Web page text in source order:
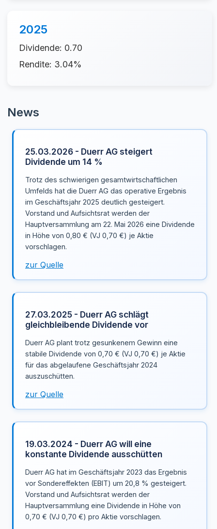
2025
Dividende: 0.70
Rendite: 3.04%
News
25.03.2026 - Duerr AG steigert
Dividende um 14 %
Trotz des schwierigen gesamtwirtschaftlichen
Umfelds hat die Duerr AG das operative Ergebnis
im Geschäftsjahr 2025 deutlich gesteigert.
Vorstand und Aufsichtsrat werden der
Hauptversammlung am 22. Mai 2026 eine Dividende
in Höhe von 0,80 € (VJ 0,70 €) je Aktie
vorschlagen.
zur Quelle
27.03.2025 - Duerr AG schlägt
gleichbleibende Dividende vor
Duerr AG plant trotz gesunkenem Gewinn eine
stabile Dividende von 0,70 € (VJ 0,70 €) je Aktie
für das abgelaufene Geschäftsjahr 2024
auszuschütten.
zur Quelle
19.03.2024 - Duerr AG will eine
konstante Dividende ausschütten
Duerr AG hat im Geschäftsjahr 2023 das Ergebnis
vor Sondereffekten (EBIT) um 20,8 % gesteigert.
Vorstand und Aufsichtsrat werden der
Hauptversammlung eine Dividende in Höhe von
0,70 € (VJ 0,70 €) pro Aktie vorschlagen.